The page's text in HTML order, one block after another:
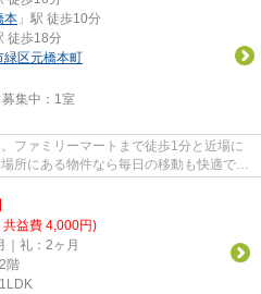
本 」駅 徒歩10分
徒歩18分
緑区元橋本町
集中： 1室
ファミリーマートまで徒歩1分と近場に
所にある物件なら毎日の移動も快適で
共益費 4,000円)
｜礼：2ヶ月
階